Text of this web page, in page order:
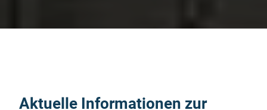
Aktuelle Informationen zur